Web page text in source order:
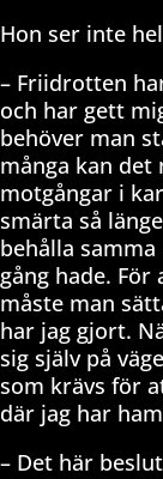
Hon ser inte
– Friidrotten
och har gett
behöver man
många kan det
motgångar i
smärta så
behålla
gång hade.
måste man
har jag gjort.
sig själv på
som krävs för
där jag har
– Det här